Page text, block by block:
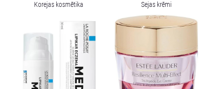
Korejas kosmētika Sejas krēmi